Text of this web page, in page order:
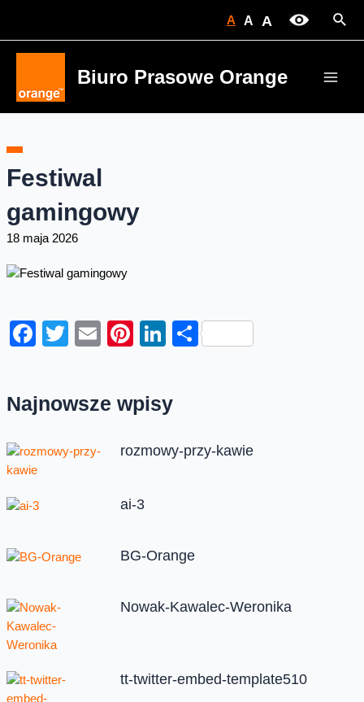
A A A
Biuro Prasowe Orange
Festiwal
gamingowy
18 maja 2026
Facebook
Twitter
EmailPinterest
LinkedIn
Share
Najnowsze wpisy
rozmowy-przy-kawie
ai-3
BG-Orange
Nowak-Kawalec-Weronika
tt-twitter-embed-template510